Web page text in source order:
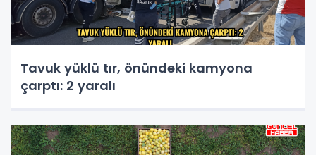
Tavuk yüklü tır, önündeki kamyona
çarptı: 2 yaralı